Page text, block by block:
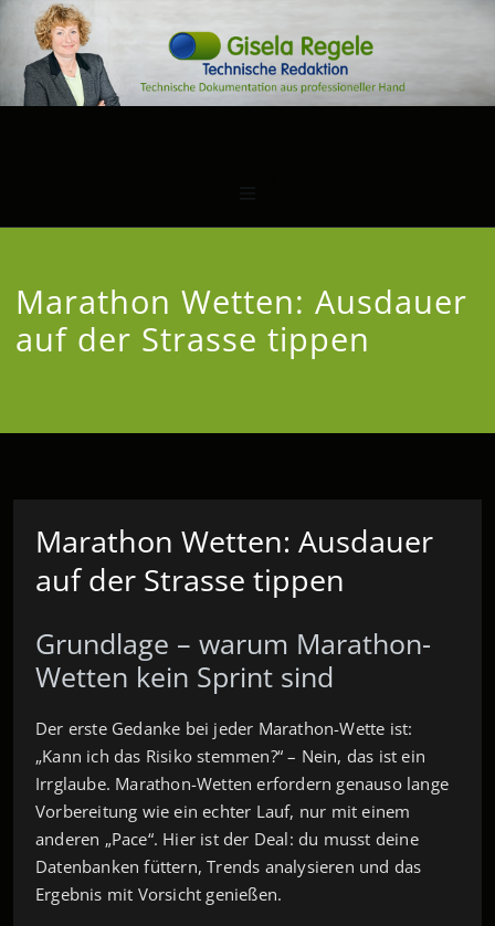
Marathon Wetten: Ausdauer
auf der Strasse tippen
Marathon Wetten: Ausdauer
auf der Strasse tippen
Grundlage – warum Marathon-
Wetten kein Sprint sind
Der erste Gedanke bei jeder Marathon-Wette ist:
„Kann ich das Risiko stemmen?“ – Nein, das ist ein
Irrglaube. Marathon-Wetten erfordern genauso lange
Vorbereitung wie ein echter Lauf, nur mit einem
anderen „Pace“. Hier ist der Deal: du musst deine
Datenbanken füttern, Trends analysieren und das
Ergebnis mit Vorsicht genießen.